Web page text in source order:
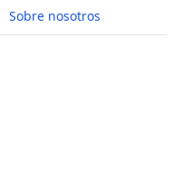
Sobre nosotros